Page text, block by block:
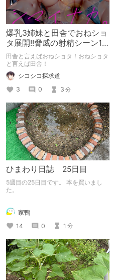
爆乳3姉妹と田舎でおねショ
タ展開!!脅威の射精シーン10
回!!
田舎と言えばおねショタ！おねショタ
と言えば田舎！
シコシコ探求道
3
0 3 分
ひまわり日誌 25日目
5週目の25日目です。 本を買いまし
た。
家鴨
14
0 1 分